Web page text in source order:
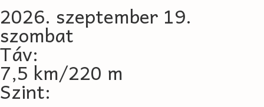
2026. szeptember 19.
szombat
Táv:
7,5 km/220 m
Szint: